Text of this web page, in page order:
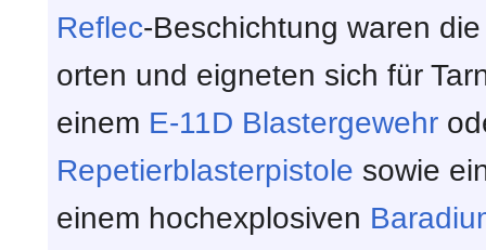
Reflec-Beschichtung waren
orten und eigneten sich für
einem E-11D Blastergewehr
Repetierblasterpistole sowie
einem hochexplosiven